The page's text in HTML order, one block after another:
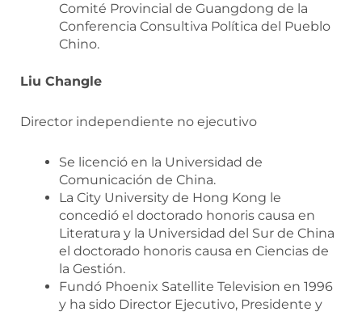
Comité Provincial de Guangdong de la
Conferencia Consultiva Política del Pueblo
Chino.
Liu Changle
Director independiente no ejecutivo
Se licenció en la Universidad de
Comunicación de China.
La City University de Hong Kong le
concedió el doctorado honoris causa en
Literatura y la Universidad del Sur de China
el doctorado honoris causa en Ciencias de
la Gestión.
Fundó Phoenix Satellite Television en 1996
y ha sido Director Ejecutivo, Presidente y